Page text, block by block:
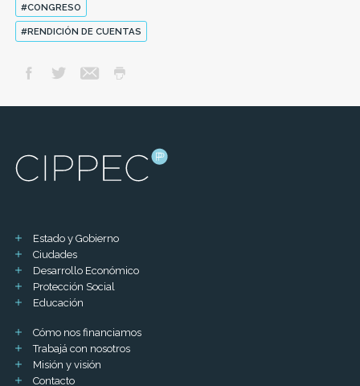
#CONGRESO
#RENDICIÓN DE CUENTAS
Estado y Gobierno
Ciudades
Desarrollo Económico
Protección Social
Educación
Cómo nos financiamos
Trabajá con nosotros
Misión y visión
Contacto